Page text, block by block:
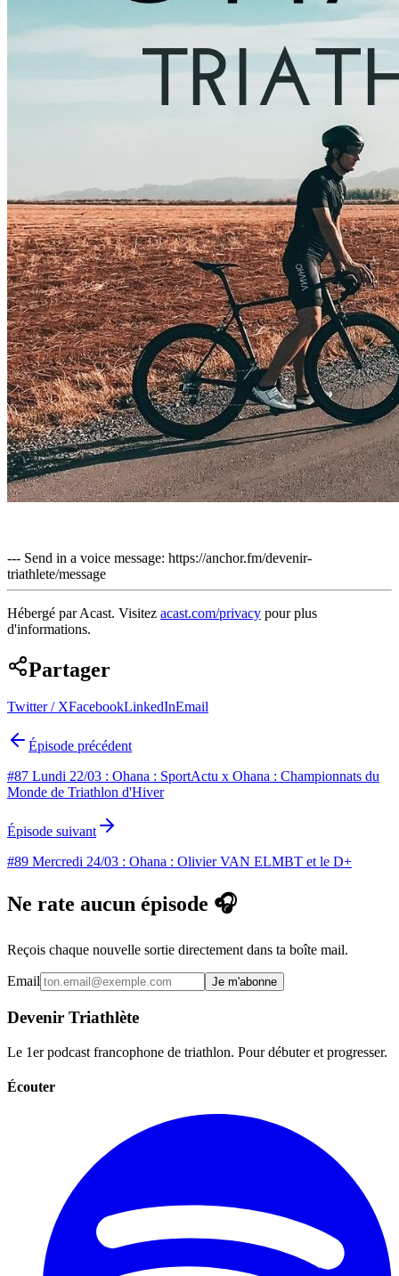
--- Send in a voice message: https://anchor.fm/devenir-
triathlete/message
Hébergé par Acast. Visitez acast.com/privacy pour plus
d'informations.
Partager
Twitter / XFacebookLinkedInEmail
Épisode précédent
#87 Lundi 22/03 : Ohana : SportActu x Ohana : Championnats du
Monde de Triathlon d'Hiver
Épisode suivant
#89 Mercredi 24/03 : Ohana : Olivier VAN ELMBT et le D+
Ne rate aucun épisode 🎧
Reçois chaque nouvelle sortie directement dans ta boîte mail.
Email Je m'abonne
Devenir Triathlète
Le 1er podcast francophone de triathlon. Pour débuter et progresser.
Écouter